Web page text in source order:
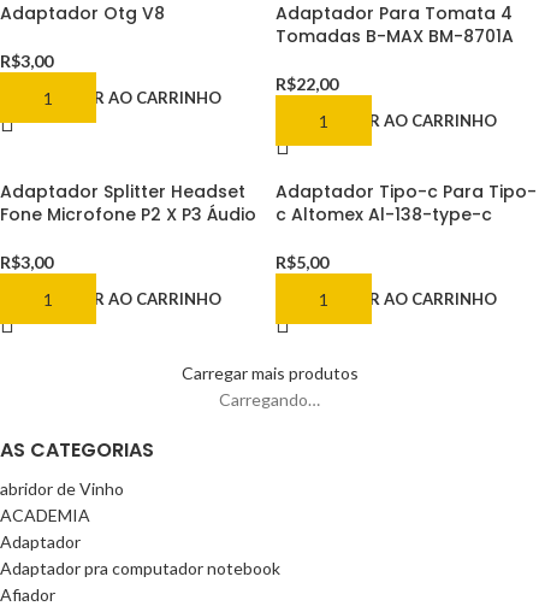
AS CATEGORIAS
abridor de Vinho
ACADEMIA
Adaptador
Adaptador pra computador notebook
Afiador
Adaptador Otg V8
R$3,00
ADICIONAR AO CARRINHO
Adaptador Para Tomata 4
Tomadas B-MAX BM-8701A
R$22,00
ADICIONAR AO CARRINHO
Adaptador Splitter Headset
Fone Microfone P2 X P3 Áudio
R$3,00
ADICIONAR AO CARRINHO
Adaptador Tipo-c Para Tipo-
c Altomex Al-138-type-c
R$5,00
ADICIONAR AO CARRINHO
Carregar mais produtos
Carregando…